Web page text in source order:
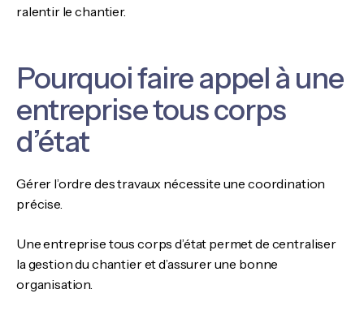
ralentir le chantier.
Pourquoi faire appel à une
entreprise tous corps
d’état
Gérer l’ordre des travaux nécessite une coordination
précise.
Une entreprise tous corps d’état permet de centraliser
la gestion du chantier et d’assurer une bonne
organisation.